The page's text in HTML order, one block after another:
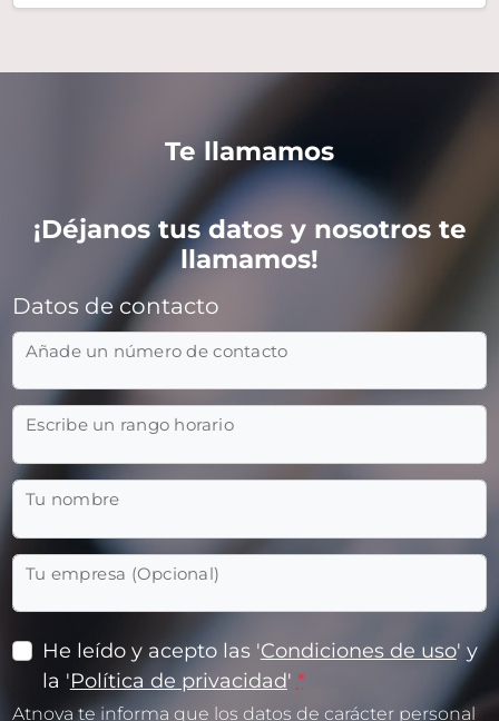
Te llamamos
¡Déjanos tus datos y nosotros te
llamamos!
Datos de contacto
Añade un número de contacto
Escribe un rango horario
Tu nombre
Tu empresa (Opcional)
He leído y acepto las 'Condiciones de uso' y
la 'Política de privacidad' *
Atnova te informa que los datos de carácter personal